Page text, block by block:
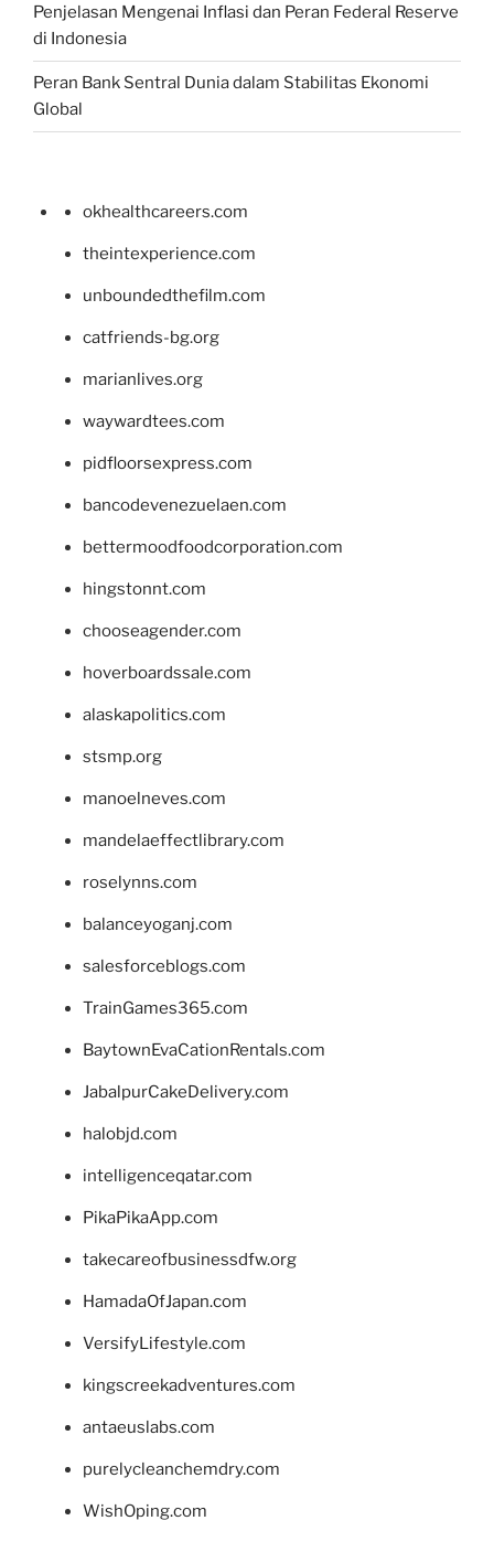
Penjelasan Mengenai Inflasi dan Peran Federal Reserve
di Indonesia
Peran Bank Sentral Dunia dalam Stabilitas Ekonomi
Global
okhealthcareers.com
theintexperience.com
unboundedthefilm.com
catfriends-bg.org
marianlives.org
waywardtees.com
pidfloorsexpress.com
bancodevenezuelaen.com
bettermoodfoodcorporation.com
hingstonnt.com
chooseagender.com
hoverboardssale.com
alaskapolitics.com
stsmp.org
manoelneves.com
mandelaeffectlibrary.com
roselynns.com
balanceyoganj.com
salesforceblogs.com
TrainGames365.com
BaytownEvaCationRentals.com
JabalpurCakeDelivery.com
halobjd.com
intelligenceqatar.com
PikaPikaApp.com
takecareofbusinessdfw.org
HamadaOfJapan.com
VersifyLifestyle.com
kingscreekadventures.com
antaeuslabs.com
purelycleanchemdry.com
WishOping.com